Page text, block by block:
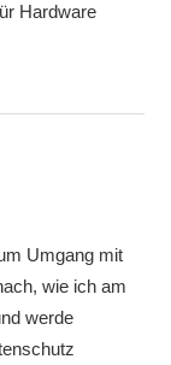
Hardware
Umgang mit
wie ich am
werde